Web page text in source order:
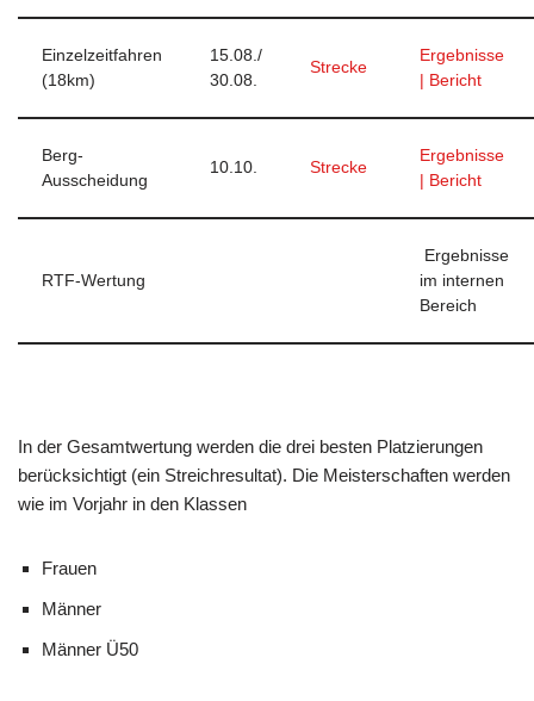
Einzelzeitfahren
(18km)
15.08./
30.08.
Strecke
Ergebnisse
| Bericht
Berg-
Ausscheidung
10.10. Strecke
Ergebnisse
| Bericht
RTF-Wertung
Ergebnisse
im internen
Bereich
In der Gesamtwertung werden die drei besten Platzierungen
berücksichtigt (ein Streichresultat). Die Meisterschaften werden
wie im Vorjahr in den Klassen
Frauen
Männer
Männer Ü50